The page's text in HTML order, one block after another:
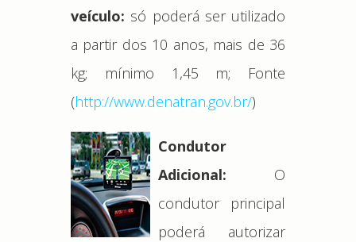
veículo: só poderá ser utilizado
a partir dos 10 anos, mais de 36
kg; mínimo 1,45 m; Fonte
(http://www.denatran.gov.br/)
Condutor
Adicional: O
condutor principal
poderá autorizar